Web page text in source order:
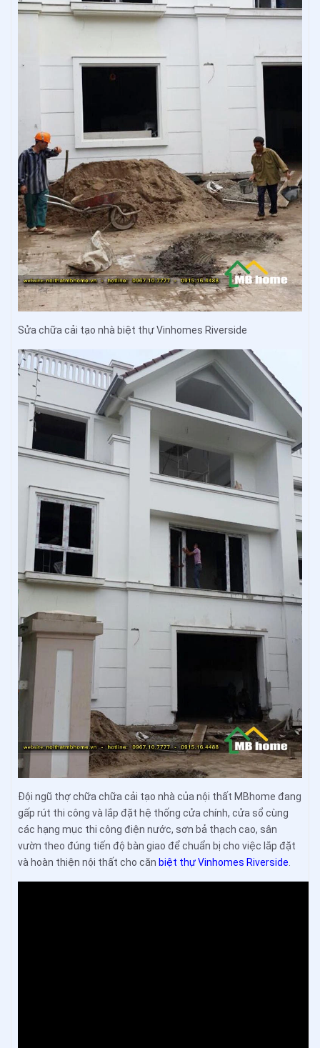
Sửa chữa cải tạo nhà biệt thự Vinhomes Riverside
Đội ngũ thợ chữa chữa cải tạo nhà của nội thất MBhome đang
gấp rút thi công và lắp đặt hệ thống cửa chính, cửa sổ cùng
các hạng mục thi công điện nước, sơn bả thạch cao, sân
vườn theo đúng tiến độ bàn giao để chuẩn bị cho việc lắp đặt
và hoàn thiện nội thất cho căn biệt thự Vinhomes Riverside